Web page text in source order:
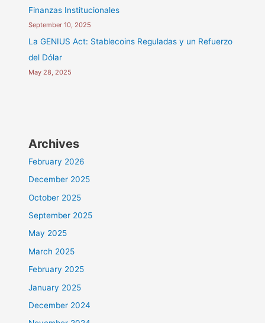
Finanzas Institucionales
September 10, 2025
La GENIUS Act: Stablecoins Reguladas y un Refuerzo
del Dólar
May 28, 2025
Archives
February 2026
December 2025
October 2025
September 2025
May 2025
March 2025
February 2025
January 2025
December 2024